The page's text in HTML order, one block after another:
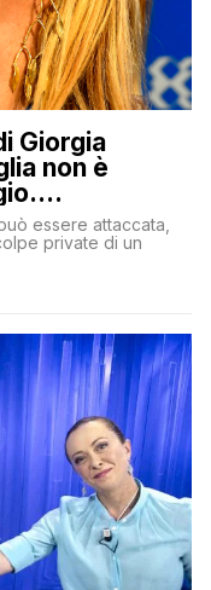
Giorgia
non è
essere attaccata,
private di un